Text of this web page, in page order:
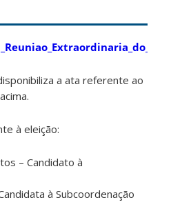
a ata referente ao
à eleição:
– Candidato à
à Subcoordenação